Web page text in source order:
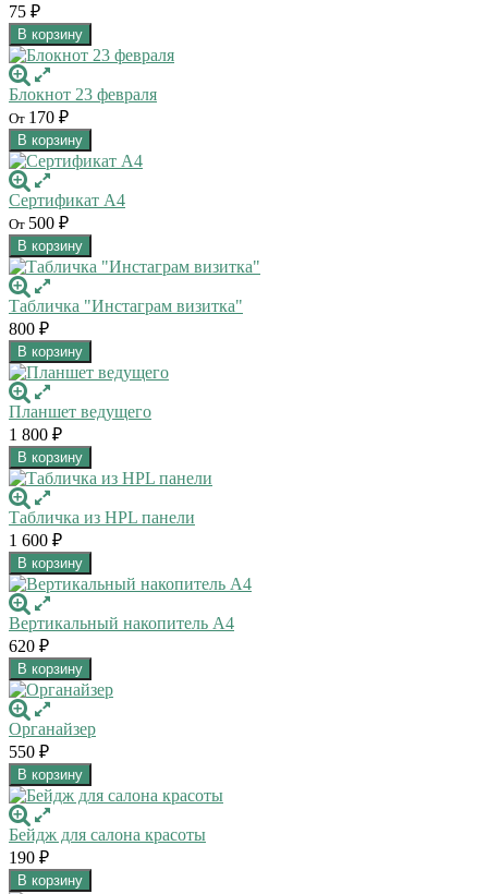
75 ₽
В корзину
Блокнот 23 февраля
От 170 ₽
В корзину
Сертификат А4
От 500 ₽
В корзину
Табличка "Инстаграм визитка"
800 ₽
В корзину
Планшет ведущего
1 800 ₽
В корзину
Табличка из HPL панели
1 600 ₽
В корзину
Вертикальный накопитель А4
620 ₽
В корзину
Органайзер
550 ₽
В корзину
Бейдж для салона красоты
190 ₽
В корзину